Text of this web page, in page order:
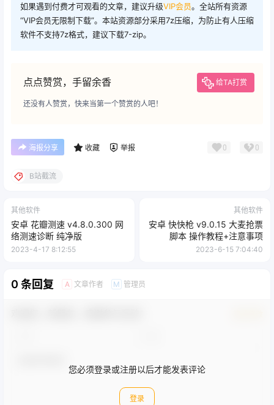
如果遇到付费才可观看的文章，建议升级VIP会员。全站所有资源
“VIP会员无限制下载”。本站资源部分采用7z压缩，为防止有人压缩
软件不支持7z格式，建议下载7-zip。
点点赞赏，手留余香 给TA打赏
还没有人赞赏，快来当第一个赞赏的人吧！
海报分享 收藏 举报 0 0
B站截流
其他软件
安卓 花瓣测速 v4.8.0.300 网
络测速诊断 纯净版
2023-4-17 8:12:55
其他软件
安卓 快快枪 v9.0.15 大麦抢票
脚本 操作教程+注意事项
2023-6-15 7:04:40
0 条回复 A 文章作者 M 管理员
您必须登录或注册以后才能发表评论
登录